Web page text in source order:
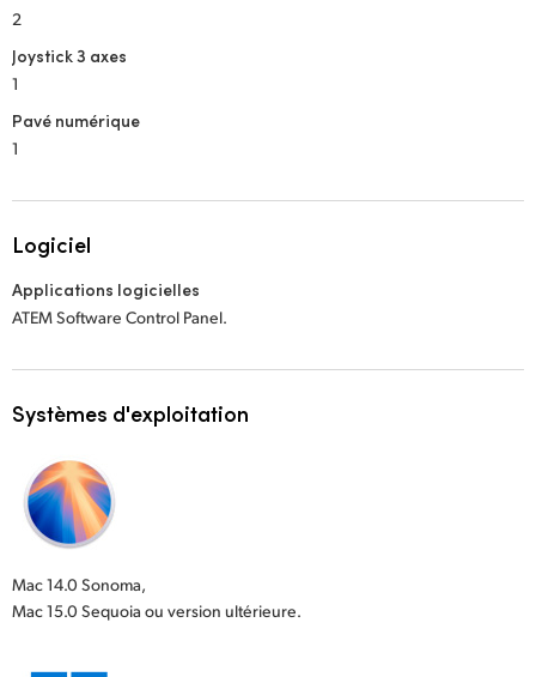
2
Joystick 3 axes
1
Pavé numérique
1
Logiciel
Applications logicielles
ATEM Software Control Panel.
Systèmes d'exploitation
Mac 14.0 Sonoma,
Mac 15.0 Sequoia ou version ultérieure.